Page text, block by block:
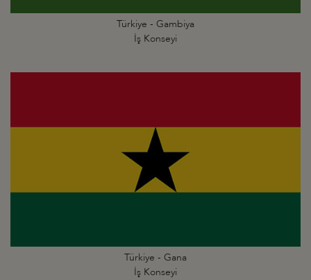
Türkiye - Gambiya
İş Konseyi
Türkiye - Gana
İş Konseyi